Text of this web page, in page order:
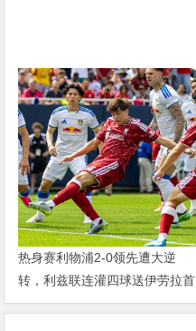
热身赛利物浦2-0领先遭大逆
转，利兹联连灌四球送伊劳拉首
败